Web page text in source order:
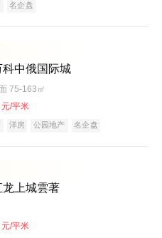
名企盘
科中俄国际城
75-163㎡
元/平米
洋房 公园地产 名企盘
龙上城雲著
元/平米